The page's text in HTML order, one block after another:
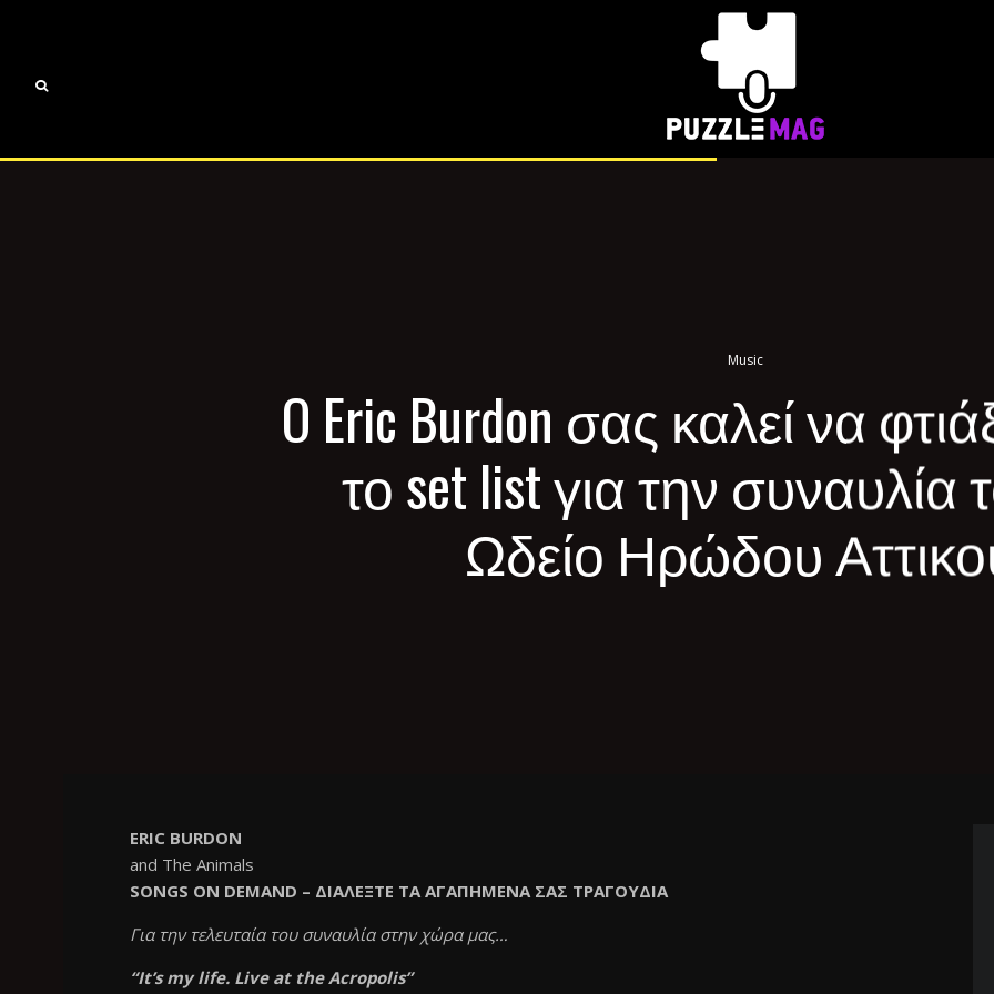
Music
O Eric Burdon σας καλεί να
το set list για την συναυλία
Ωδείο Ηρώδου
ERIC BURDON
and The Animals
SONGS ON DEMAND – ΔΙΑΛΕΞΤΕ ΤΑ ΑΓΑΠΗΜΕΝΑ ΣΑΣ ΤΡΑΓΟΥΔΙΑ
Για την τελευταία του συναυλία στην χώρα μας…
“It’s my life. Live at the Acropolis”